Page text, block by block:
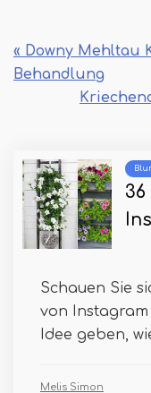
« Downy Mehltau
Behandlung
Schauen Sie
von
Idee geben,
Melis Simon